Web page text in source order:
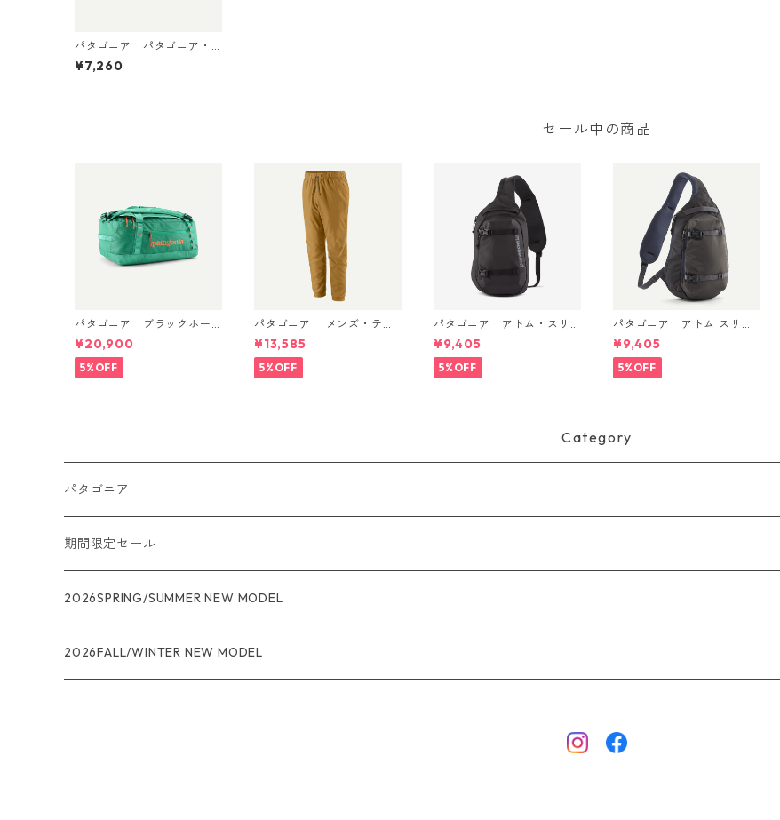
パタゴニア パタゴニア・
ブリマー （カラー Robin
Brown） Patagonia Patag
¥7,260
セール中の商品
パタゴニア ブラックホー
ル・ダッフル 40L Aqua St
one 49339 日本正規品
¥20,900
5%OFF
パタゴニア メンズ・テル
ボンヌ・ジョガーズ (カラ
ー Bobcat Brown) Patagon
ia Men's Terrebonne Trail
Joggers 日本正規品 製品
¥13,585
5%OFF
パタゴニア アトム・スリ
ング 8L (カラー Black) Pat
agonia Atom Sling Bag 8L
日本正規品 製品番号 4826
2
¥9,405
5%OFF
パタゴニア アトム スリン
グ 8L Smolder Blue 48262
Patagonia Atom Sling Bag
8L 日本正規品
¥9,405
5%OFF
Category
パタゴニア
メンズ
R1
R1エア
ウィメンズ
R1
ジャケット・アウター
期間限定セール
★★★
レインウェアー
2026SPRING/SUMMER NEW MODEL
2026FALL/WINTER NEW MODEL